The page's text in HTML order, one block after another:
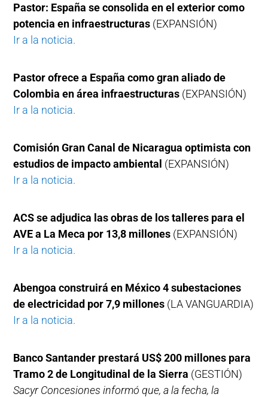
Pastor: España se consolida en el exterior como
potencia en infraestructuras (EXPANSIÓN)
Ir a la noticia.
Pastor ofrece a España como gran aliado de
Colombia en área infraestructuras (EXPANSIÓN)
Ir a la noticia.
Comisión Gran Canal de Nicaragua optimista con
estudios de impacto ambiental (EXPANSIÓN)
Ir a la noticia.
ACS se adjudica las obras de los talleres para el
AVE a La Meca por 13,8 millones (EXPANSIÓN)
Ir a la noticia.
Abengoa construirá en México 4 subestaciones
de electricidad por 7,9 millones (LA VANGUARDIA)
Ir a la noticia.
Banco Santander prestará US$ 200 millones para
Tramo 2 de Longitudinal de la Sierra (GESTIÓN)
Sacyr Concesiones informó que, a la fecha, la